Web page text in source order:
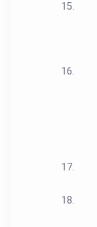
15.
16.
17.
18.